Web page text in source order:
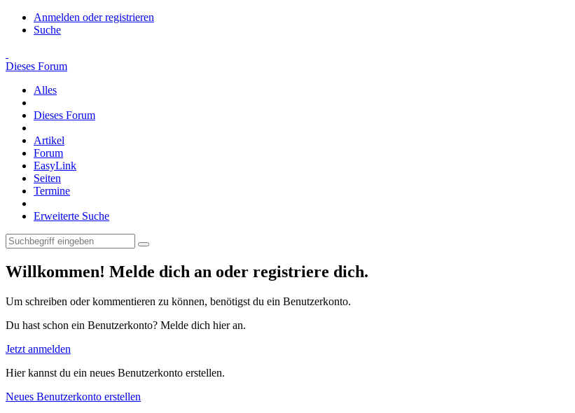
Anmelden oder registrieren
Suche
Dieses Forum
Alles
Dieses Forum
Artikel
Forum
EasyLink
Seiten
Termine
Erweiterte Suche
Willkommen! Melde dich an oder registriere dich.
Um schreiben oder kommentieren zu können, benötigst du ein Benutzerkonto.
Du hast schon ein Benutzerkonto? Melde dich hier an.
Jetzt anmelden
Hier kannst du ein neues Benutzerkonto erstellen.
Neues Benutzerkonto erstellen